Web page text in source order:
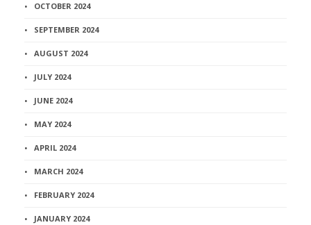
OCTOBER 2024
SEPTEMBER 2024
AUGUST 2024
JULY 2024
JUNE 2024
MAY 2024
APRIL 2024
MARCH 2024
FEBRUARY 2024
JANUARY 2024